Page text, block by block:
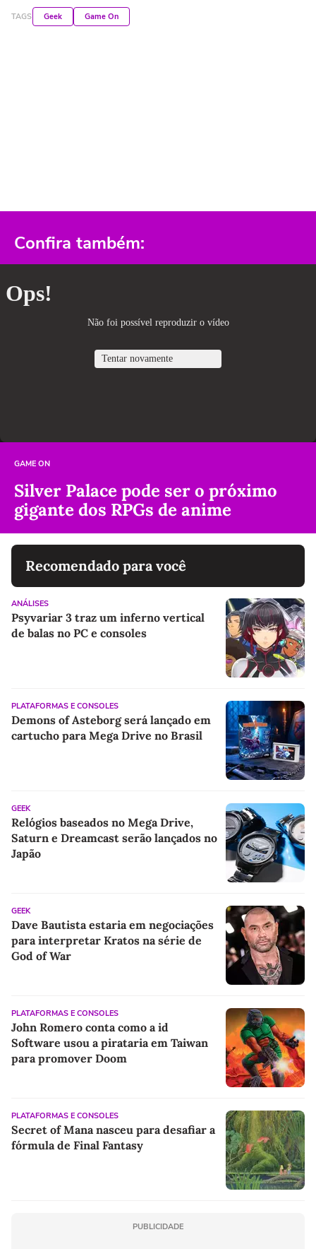
TAGS Geek Game On
Confira também:
GAME ON
Silver Palace pode ser o próximo
gigante dos RPGs de anime
Recomendado para você
ANÁLISES
Psyvariar 3 traz um inferno vertical
de balas no PC e consoles
PLATAFORMAS E CONSOLES
Demons of Asteborg será lançado em
cartucho para Mega Drive no Brasil
GEEK
Relógios baseados no Mega Drive,
Saturn e Dreamcast serão lançados no
Japão
GEEK
Dave Bautista estaria em negociações
para interpretar Kratos na série de
God of War
PLATAFORMAS E CONSOLES
John Romero conta como a id
Software usou a pirataria em Taiwan
para promover Doom
PLATAFORMAS E CONSOLES
Secret of Mana nasceu para desafiar a
fórmula de Final Fantasy
PUBLICIDADE